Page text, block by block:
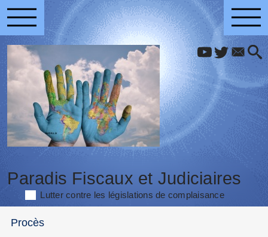
Paradis Fiscaux et Judiciaires
Lutter contre les législations de complaisance
Procès